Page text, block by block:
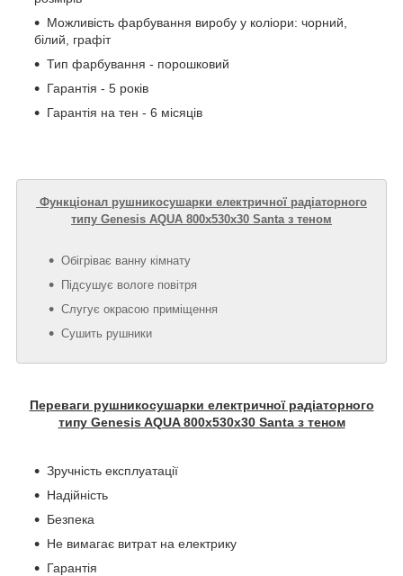
Можливість фарбування виробу у коліори: чорний,
білий, графіт
Тип фарбування - порошковий
Гарантія - 5 років
Гарантія на тен - 6 місяців
Функціонал рушникосушарки електричної радіаторного
типу Genesis AQUA 800х530х30 Santa з теном
Обігріває ванну кімнату
Підсушує вологе повітря
Слугує окрасою приміщення
Сушить рушники
Переваги рушникосушарки електричної радіаторного
типу Genesis AQUA 800х530х30 Santa з теном
Зручність експлуатації
Надійність
Безпека
Не вимагає витрат на електрику
Гарантія